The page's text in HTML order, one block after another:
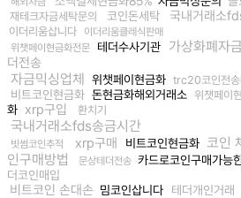
재테크자금세탁문의 코인돈세탁 국내거래소
이더리움삽니다
이더리움클레식판매
위챗페이현금화전문
테더수사기관 가상화폐자
더전송
자금믹싱업체 위챗페이현금화 trc20코인전송
비트코인현금화 돈현금화해외거래소 위챗페이
화 xrp구입 환치기
국내거래소fds송금시간
빗썸코인추적 xrp구매 비트코인현금화 코인
인구매방법
문상테더전송 카드로코인구매가능
더코인매입
비트코인 손대손 밈코인삽니다 테더개인거래